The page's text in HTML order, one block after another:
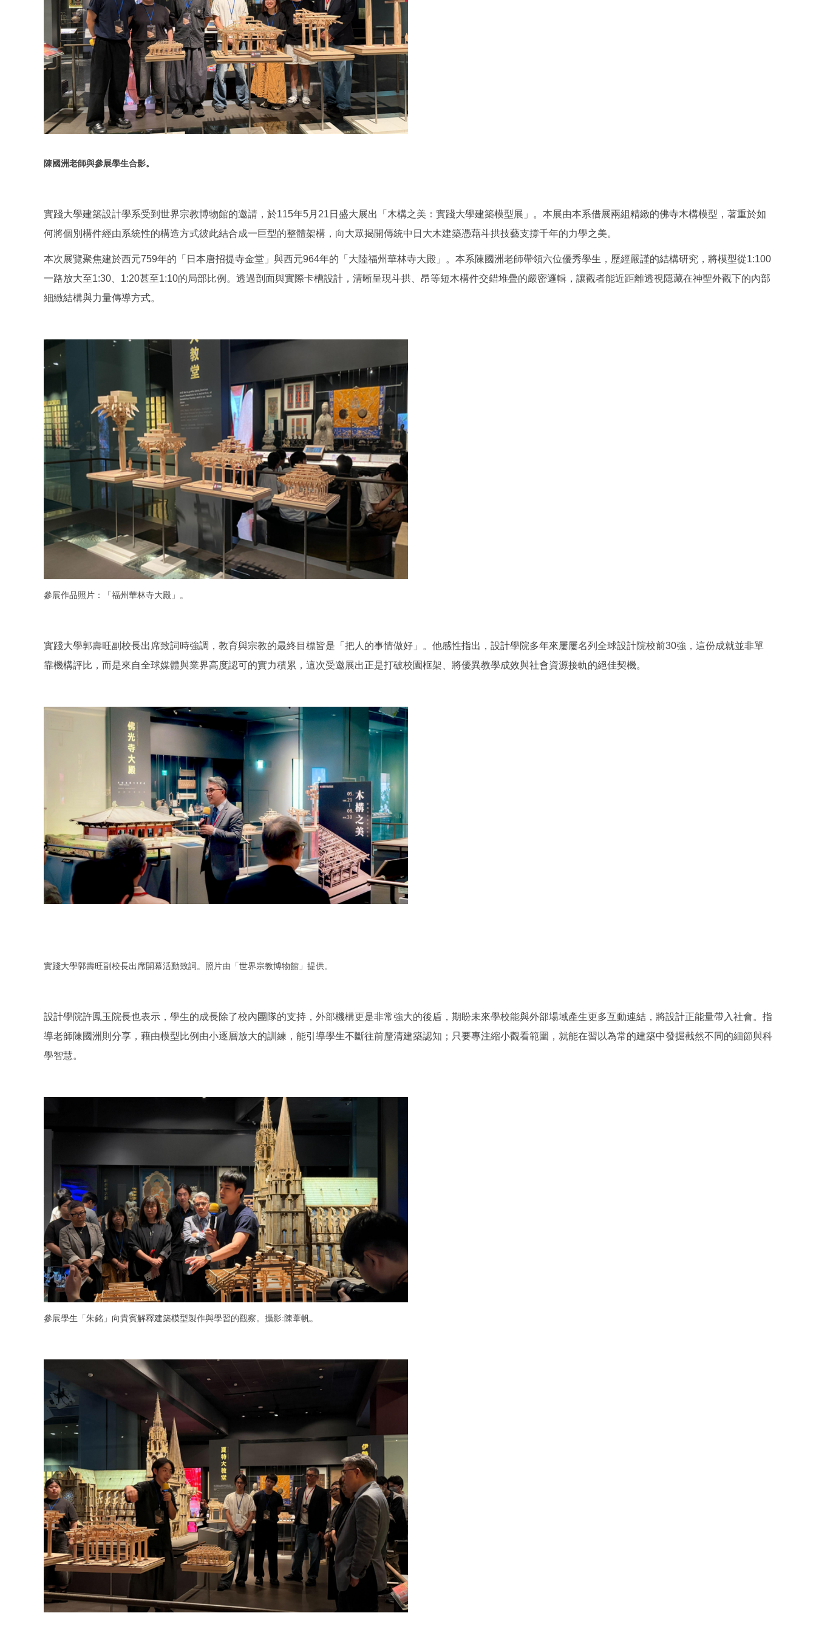
陳國洲老師與參展學生合影。
實踐大學建築設計學系受到世界宗教博物館的邀請，於115年5月21日盛大展出「木構之美：實踐大學建築模型展」。本展由本系借展兩組精緻的佛寺木構模型，著重於如
何將個別構件經由系統性的構造方式彼此結合成一巨型的整體架構，向大眾揭開傳統中日大木建築憑藉斗拱技藝支撐千年的力學之美。
本次展覽聚焦建於西元759年的「日本唐招提寺金堂」與西元964年的「大陸福州華林寺大殿」。本系陳國洲老師帶領六位優秀學生，歷經嚴謹的結構研究，將模型從1:100
一路放大至1:30、1:20甚至1:10的局部比例。透過剖面與實際卡槽設計，清晰呈現斗拱、昂等短木構件交錯堆疊的嚴密邏輯，讓觀者能近距離透視隱藏在神聖外觀下的內部
細緻結構與力量傳導方式。
參展作品照片：「福州華林寺大殿」。
實踐大學郭壽旺副校長出席致詞時強調，教育與宗教的最終目標皆是「把人的事情做好」。他感性指出，設計學院多年來屢屢名列全球設計院校前30強，這份成就並非單
靠機構評比，而是來自全球媒體與業界高度認可的實力積累，這次受邀展出正是打破校園框架、將優異教學成效與社會資源接軌的絕佳契機。
實踐大學郭壽旺副校長出席開幕活動致詞。照片由「世界宗教博物館」提供。
設計學院許鳳玉院長也表示，學生的成長除了校內團隊的支持，外部機構更是非常強大的後盾，期盼未來學校能與外部場域產生更多互動連結，將設計正能量帶入社會。指
導老師陳國洲則分享，藉由模型比例由小逐層放大的訓練，能引導學生不斷往前釐清建築認知；只要專注縮小觀看範圍，就能在習以為常的建築中發掘截然不同的細節與科
學智慧。
參展學生「朱銘」向貴賓解釋建築模型製作與學習的觀察。攝影:陳葦帆。